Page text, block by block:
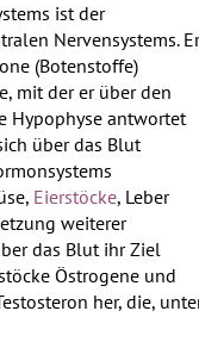
ist der
Nervensystems.
(Botenstoffe)
mit der er über den
Hypophyse antwortet
über das Blut
Eierstöcke, Leber
weiterer
das Blut ihr Ziel
Östrogene und
her, die,